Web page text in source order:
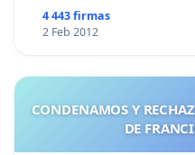
4 443 firmas
2 Feb 2012
CONDENAMOS Y
DE